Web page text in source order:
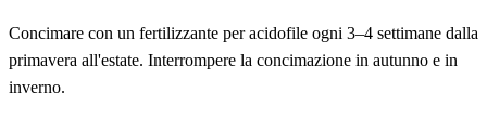
Concimare con un fertilizzante per acidofile ogni 3–4 settimane dalla
primavera all'estate. Interrompere la concimazione in autunno e in
inverno.